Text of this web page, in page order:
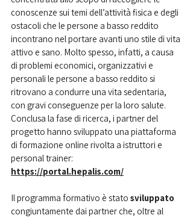
conoscenze sui temi dell’attività fisica e degli
ostacoli che le persone a basso reddito
incontrano nel portare avanti uno stile di vita
attivo e sano. Molto spesso, infatti, a causa
di problemi economici, organizzativi e
personali le persone a basso reddito si
ritrovano a condurre una vita sedentaria,
con gravi conseguenze per la loro salute.
Conclusa la fase di ricerca, i partner del
progetto hanno sviluppato una piattaforma
di formazione online rivolta a istruttori e
personal trainer:
https://portal.hepalis.com/
Il programma formativo è stato sviluppato
congiuntamente dai partner che, oltre al